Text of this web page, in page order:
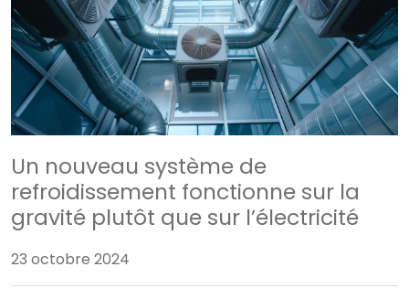
Un nouveau système de
refroidissement fonctionne sur la
gravité plutôt que sur l’électricité
23 octobre 2024